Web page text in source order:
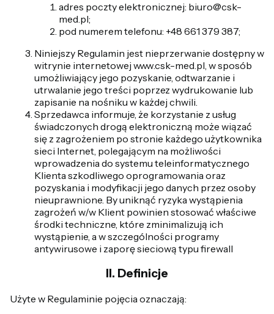
adres poczty elektronicznej: biuro@csk-
med.pl;
pod numerem telefonu: +48 661 379 387;
Niniejszy Regulamin jest nieprzerwanie dostępny w
witrynie internetowej www.csk-med.pl, w sposób
umożliwiający jego pozyskanie, odtwarzanie i
utrwalanie jego treści poprzez wydrukowanie lub
zapisanie na nośniku w każdej chwili.
Sprzedawca informuje, że korzystanie z usług
świadczonych drogą elektroniczną może wiązać
się z zagrożeniem po stronie każdego użytkownika
sieci Internet, polegającym na możliwości
wprowadzenia do systemu teleinformatycznego
Klienta szkodliwego oprogramowania oraz
pozyskania i modyfikacji jego danych przez osoby
nieuprawnione. By uniknąć ryzyka wystąpienia
zagrożeń w/w Klient powinien stosować właściwe
środki techniczne, które zminimalizują ich
wystąpienie, a w szczególności programy
antywirusowe i zaporę sieciową typu firewall
II. Definicje
Użyte w Regulaminie pojęcia oznaczają: